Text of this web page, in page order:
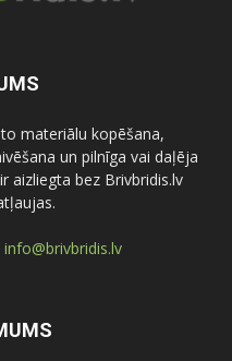
materiālu kopēšana,
un pilnīga vai daļēja
aizliegta bez Brivbridis.lv
info@brivbridis.lv